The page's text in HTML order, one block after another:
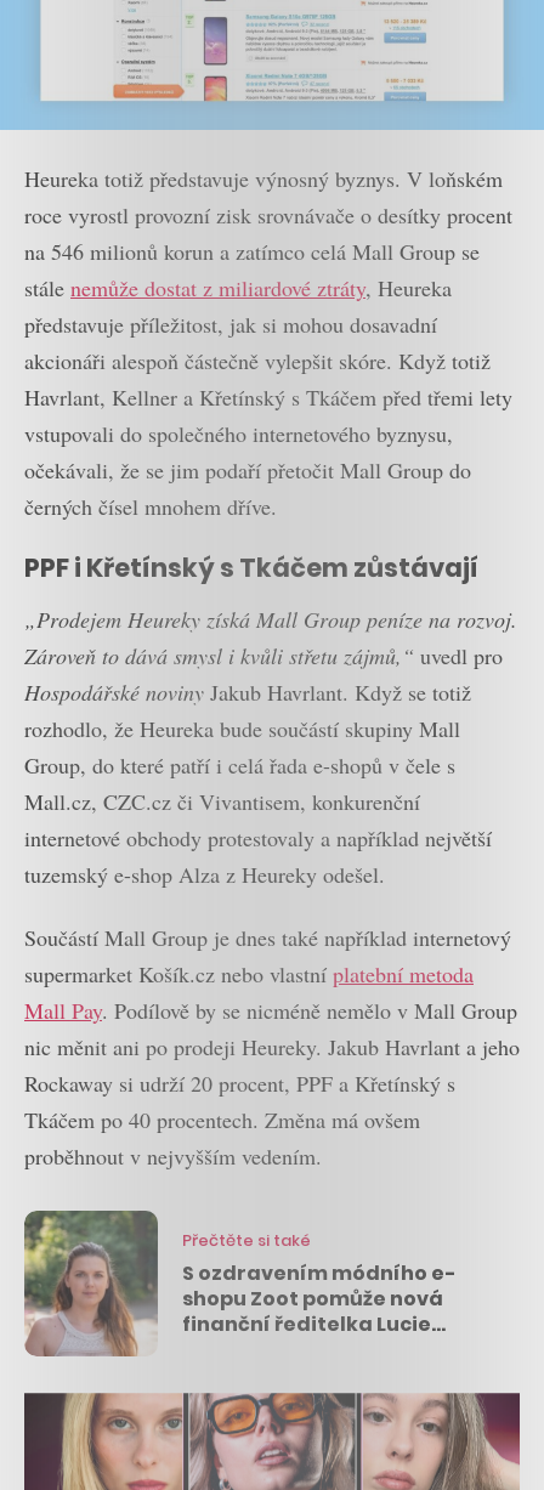
Heureka totiž představuje výnosný byznys. V loňském
roce vyrostl provozní zisk srovnávače o desítky procent
na 546 milionů korun a zatímco celá Mall Group se
stále nemůže dostat z miliardové ztráty, Heureka
představuje příležitost, jak si mohou dosavadní
akcionáři alespoň částečně vylepšit skóre. Když totiž
Havrlant, Kellner a Křetínský s Tkáčem před třemi lety
vstupovali do společného internetového byznysu,
očekávali, že se jim podaří přetočit Mall Group do
černých čísel mnohem dříve.
PPF i Křetínský s Tkáčem zůstávají
„Prodejem Heureky získá Mall Group peníze na rozvoj.
Zároveň to dává smysl i kvůli střetu zájmů,“ uvedl pro
Hospodářské noviny Jakub Havrlant. Když se totiž
rozhodlo, že Heureka bude součástí skupiny Mall
Group, do které patří i celá řada e-shopů v čele s
Mall.cz, CZC.cz či Vivantisem, konkurenční
internetové obchody protestovaly a například největší
tuzemský e-shop Alza z Heureky odešel.
Součástí Mall Group je dnes také například internetový
supermarket Košík.cz nebo vlastní platební metoda
Mall Pay. Podílově by se nicméně nemělo v Mall Group
nic měnit ani po prodeji Heureky. Jakub Havrlant a jeho
Rockaway si udrží 20 procent, PPF a Křetínský s
Tkáčem po 40 procentech. Změna má ovšem
proběhnout v nejvyšším vedením.
Přečtěte si také
S ozdravením módního e-
shopu Zoot pomůže nová
finanční ředitelka Lucie